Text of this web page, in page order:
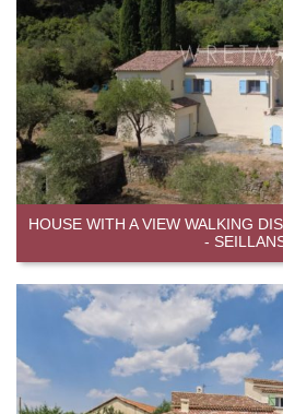
HOUSE WITH A VIEW WALKING
-